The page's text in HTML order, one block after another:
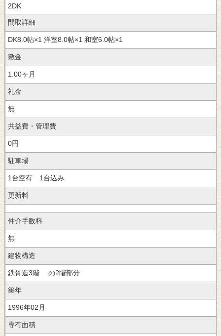
2
間取詳細
8.0 ×1 8.0 ×1 6.0 ×1
敷金
1.00ヶ月
礼金
無
共益費・管理費
0円
駐車場
1台 1台込み
更新料
仲介手数料
無
建物構造
3階 の2階部分
築年
1996年02
専有面積